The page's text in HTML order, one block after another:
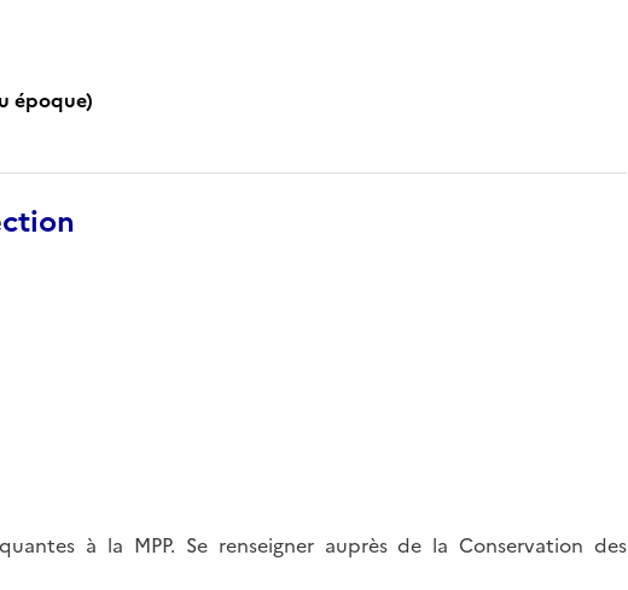
époque)
à la MPP. Se renseigner auprès de la Conservation des